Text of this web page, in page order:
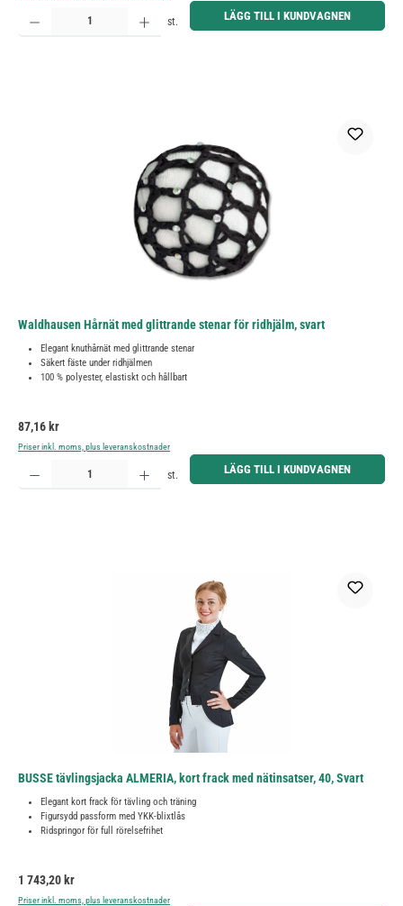
Produktkvantitet: Ange önskat belopp eller använd knapparna för att öka eller minska kvantiteten.
st. LÄGG TILL I KUNDVAGNEN
Waldhausen Hårnät med glittrande stenar för ridhjälm, svart
Elegant knuthårnät med glittrande stenar
Säkert fäste under ridhjälmen
100 % polyester, elastiskt och hållbart
Ordinarie pris:
87,16 kr
Priser inkl. moms, plus leveranskostnader
Produktkvantitet: Ange önskat belopp eller använd knapparna för att öka eller minska kvantiteten.
st. LÄGG TILL I KUNDVAGNEN
BUSSE tävlingsjacka ALMERIA, kort frack med nätinsatser, 40, Svart
Elegant kort frack för tävling och träning
Figursydd passform med YKK-blixtlås
Ridspringor för full rörelsefrihet
Ordinarie pris:
1 743,20 kr
Priser inkl. moms, plus leveranskostnader